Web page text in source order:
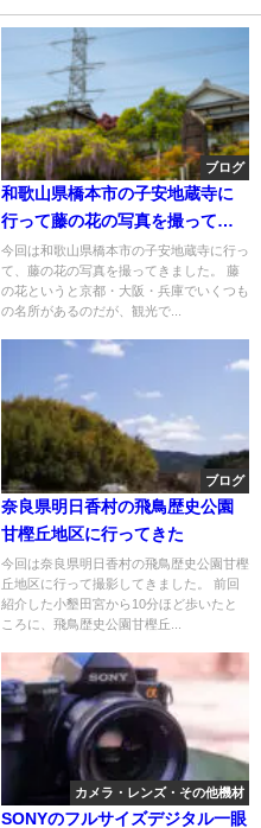
ブログ
和歌山県橋本市の子安地蔵寺に
行って藤の花の写真を撮ってき
た
今回は和歌山県橋本市の子安地蔵寺に行っ
て、藤の花の写真を撮ってきました。 藤
の花というと京都・大阪・兵庫でいくつも
の名所があるのだが、観光で...
ブログ
奈良県明日香村の飛鳥歴史公園
甘樫丘地区に行ってきた
今回は奈良県明日香村の飛鳥歴史公園甘樫
丘地区に行って撮影してきました。 前回
紹介した小墾田宮から10分ほど歩いたと
ころに、飛鳥歴史公園甘樫丘...
カメラ・レンズ・その他機材
SONYのフルサイズデジタル一眼